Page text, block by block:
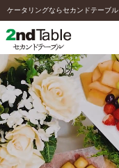
ケータリングならセカンドテーブル